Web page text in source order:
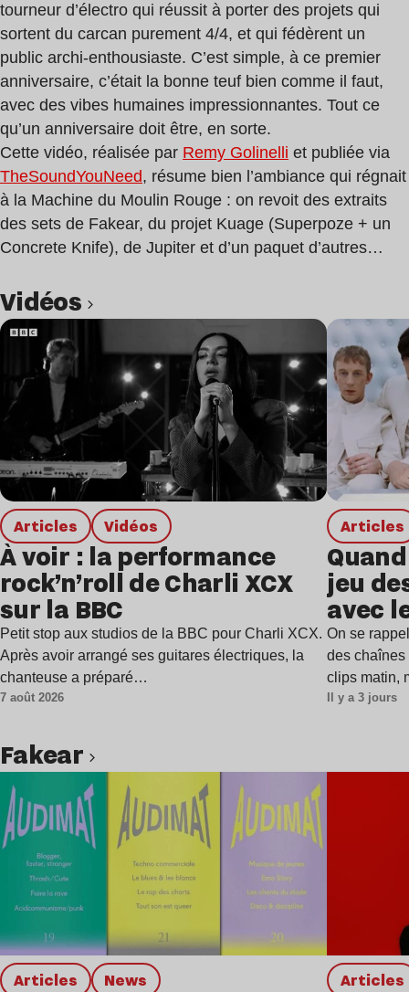
tourneur d’électro qui réussit à porter des projets qui
sortent du carcan purement 4/4, et qui fédèrent un
public archi-enthousiaste. C’est simple, à ce premier
anniversaire, c’était la bonne teuf bien comme il faut,
avec des vibes humaines impressionnantes. Tout ce
qu’un anniversaire doit être, en sorte.
Cette vidéo, réalisée par Remy Golinelli et publiée via
TheSoundYouNeed, résume bien l’ambiance qui régnait
à la Machine du Moulin Rouge : on revoit des extraits
des sets de Fakear, du projet Kuage (Superpoze + un
Concrete Knife), de Jupiter et d’un paquet d’autres…
Vidéos
Articles Vidéos
À voir : la performance
rock’n’roll de Charli XCX
sur la BBC
Petit stop aux studios de la BBC pour Charli XCX.
Après avoir arrangé ses guitares électriques, la
chanteuse a préparé…
7 août 2026
Articles
jeu
avec
On se
des
clips matin,
Il y a 3 jours
Fakear
Articles news Articles
Lire l’article